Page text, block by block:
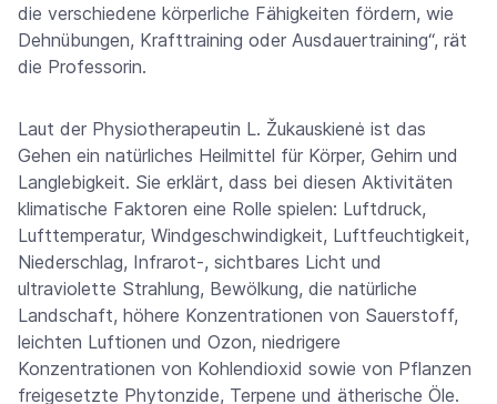
die verschiedene körperliche Fähigkeiten fördern, wie
Dehnübungen, Krafttraining oder Ausdauertraining“, rät
die Professorin.
Laut der Physiotherapeutin L. Žukauskienė ist das
Gehen ein natürliches Heilmittel für Körper, Gehirn und
Langlebigkeit. Sie erklärt, dass bei diesen Aktivitäten
klimatische Faktoren eine Rolle spielen: Luftdruck,
Lufttemperatur, Windgeschwindigkeit, Luftfeuchtigkeit,
Niederschlag, Infrarot-, sichtbares Licht und
ultraviolette Strahlung, Bewölkung, die natürliche
Landschaft, höhere Konzentrationen von Sauerstoff,
leichten Luftionen und Ozon, niedrigere
Konzentrationen von Kohlendioxid sowie von Pflanzen
freigesetzte Phytonzide, Terpene und ätherische Öle.